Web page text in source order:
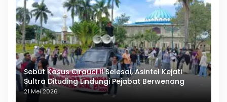
Sebut Kasus Cirauci II Selesai, Asintel Kejati
Sultra Dituding Lindungi Pejabat Berwenang
21 Mei 2026